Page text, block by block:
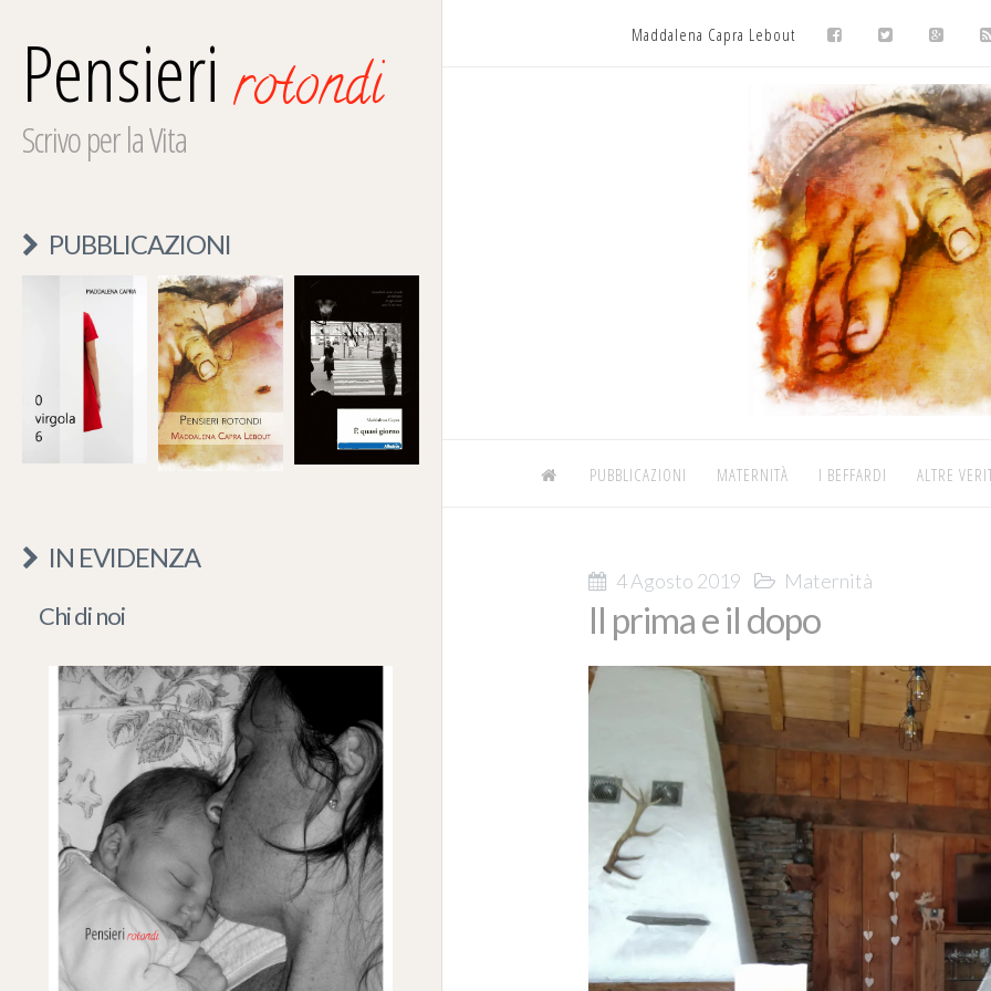
Maddalena Capra Lebout
PUBBLICAZIONI MATERNITÀ I BEFFARDI ALTRE
4 Agosto 2019 Maternità
Il prima e il dopo
Pensieri rotondi
Scrivo per la Vita
PUBBLICAZIONI
IN EVIDENZA
Chi di noi